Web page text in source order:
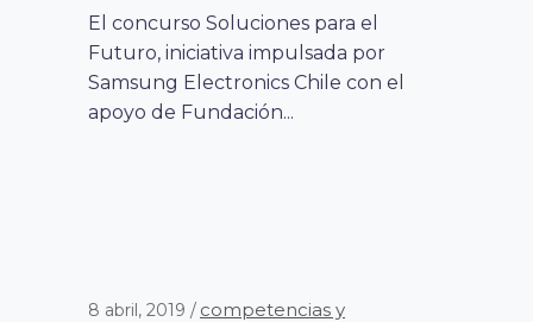
El concurso Soluciones para el
Futuro, iniciativa impulsada por
Samsung Electronics Chile con el
apoyo de Fundación...
8 abril, 2019
competencias y